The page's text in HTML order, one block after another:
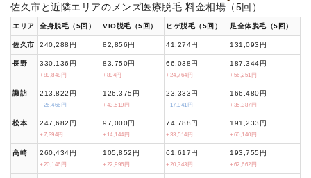
佐久市と近隣エリアのメンズ医療脱毛 料金相場（5回）
エリア 全身脱毛（5回） VIO脱毛（5回） ヒゲ脱毛（5回） 足全体脱毛（5回）
佐久市 240,288円 82,856円 41,274円 131,093円
長野 330,136円
+89,848円
83,750円
+894円
66,038円
+24,764円
187,344円
+56,251円
諏訪 213,822円
−26,466円
126,375円
+43,519円
23,333円
−17,941円
166,480円
+35,387円
松本 247,682円
+7,394円
97,000円
+14,144円
74,788円
+33,514円
191,233円
+60,140円
高崎 260,434円
+20,146円
105,852円
+22,996円
61,617円
+20,343円
193,755円
+62,662円